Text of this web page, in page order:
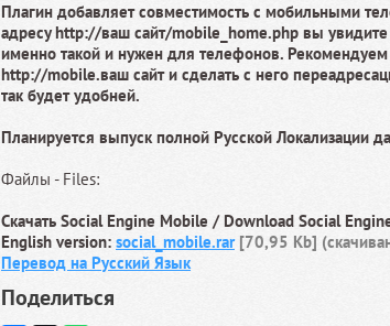
Плагин добавляет совместимость с мобильными
адресу http://ваш сайт/mobile_home.php вы
именно такой и нужен для телефонов.
http://mobile.ваш сайт и сделать с него
так будет удобней.
Планируется выпуск полной Русской Локализации
Файлы - Files:
Скачать Social Engine Mobile / Download Social
English version: social_mobile.rar[70,95 Kb]
Перевод на Русский Язык
Поделиться